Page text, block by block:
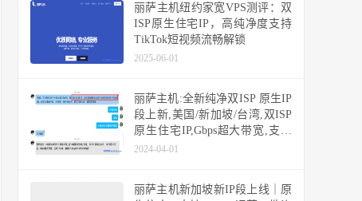
丽萨主机纽约家宽VPS测评：双
ISP原生住宅IP，高纯净度支持
TikTok短视频流畅解锁
2025-06-01
丽萨主机:全新纯净双ISP 原生IP
段上新,美国/新加坡/台湾,双ISP
原生住宅IP,Gbps超大带宽,支持
Tiktok/解锁ChatGpt/NetFlix
2024-04-01
丽萨主机新加坡新IP段上线｜原